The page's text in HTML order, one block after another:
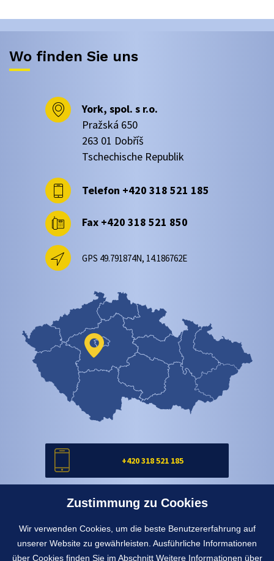
Wo finden Sie uns
York, spol. s r.o.
Pražská 650
263 01 Dobříš
Tschechische Republik
Telefon +420 318 521 185
Fax +420 318 521 850
GPS 49.791874N, 14.186762E
+420 318 521 185
info@york.cz
Kontaktformular
Zustimmung zu Cookies
Wir verwenden Cookies, um die beste Benutzererfahrung auf
unserer Website zu gewährleisten. Ausführliche Informationen
über Cookies finden Sie im Abschnitt Weitere Informationen über